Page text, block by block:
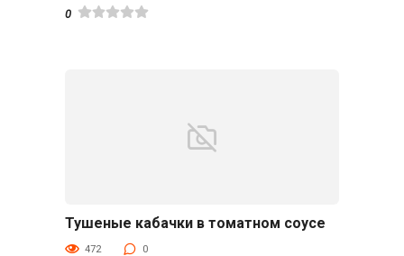
0
Тушеные кабачки в томатном соусе
472 0